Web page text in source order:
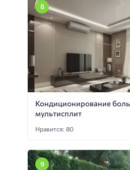
Кондиционирование
мультисплит
Нравится: 80